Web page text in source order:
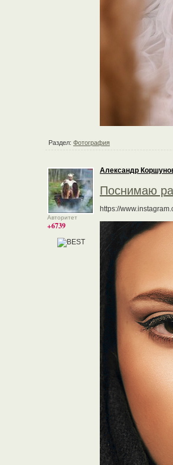
Раздел: Фотография
Авторитет
+6739
Александр
Поснимаю
https://